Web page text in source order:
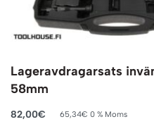
Lageravdragarsats
58mm
82,00€ 65,34€ 0 % Moms